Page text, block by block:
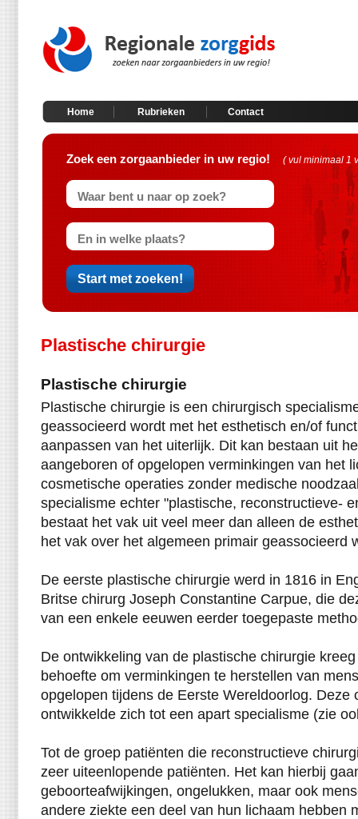
Home Rubrieken Contact
Zoek een zorgaanbieder in uw regio! ( vul minimaal 1
Plastische chirurgie
Plastische chirurgie
Plastische chirurgie is een chirurgisch
geassocieerd wordt met het esthetisch en/of
aanpassen van het uiterlijk. Dit kan bestaan uit
aangeboren of opgelopen verminkingen van het
cosmetische operaties zonder medische
specialisme echter "plastische, reconstructieve-
bestaat het vak uit veel meer dan alleen de
het vak over het algemeen primair geassocieerd
De eerste plastische chirurgie werd in 1816 in
Britse chirurg Joseph Constantine Carpue, die
van een enkele eeuwen eerder toegepaste
De ontwikkeling van de plastische chirurgie
behoefte om verminkingen te herstellen van
opgelopen tijdens de Eerste Wereldoorlog. Deze
ontwikkelde zich tot een apart specialisme (zie
Tot de groep patiënten die reconstructieve
zeer uiteenlopende patiënten. Het kan hierbij
geboorteafwijkingen, ongelukken, maar ook
andere ziekte een deel van hun lichaam hebben